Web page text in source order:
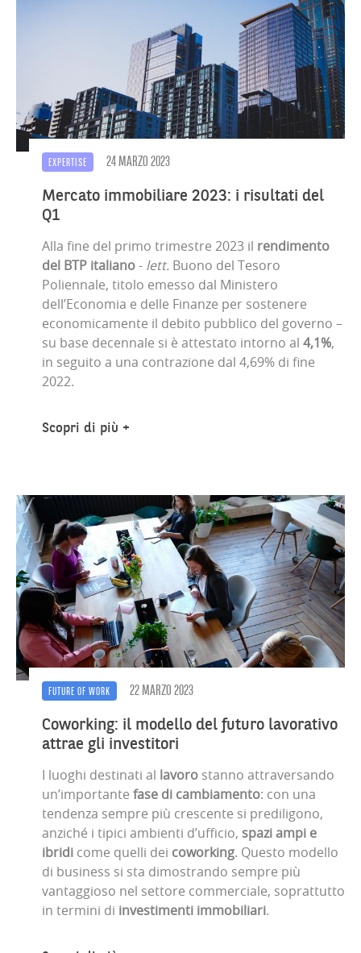
EXPERTISE 24 MARZO 2023
Mercato immobiliare 2023: i risultati del
Q1
Alla fine del primo trimestre 2023 il rendimento
del BTP italiano- lett. Buono del Tesoro
Poliennale, titolo emesso dal Ministero
dell’Economia e delle Finanze per sostenere
economicamente il debito pubblico del governo –
su base decennale si è attestato intorno al 4,1%,
in seguito a una contrazione dal 4,69% di fine
2022.
Scopri di più
FUTURE OF WORK 22 MARZO 2023
Coworking: il modello del futuro lavorativo
attrae gli investitori
I luoghi destinati al lavoro stanno attraversando
un’importante fase di cambiamento: con una
tendenza sempre più crescente si prediligono,
anziché i tipici ambienti d’ufficio, spazi ampi e
ibridi come quelli dei coworking. Questo modello
di business si sta dimostrando sempre più
vantaggioso nel settore commerciale, soprattutto
in termini di investimenti immobiliari.